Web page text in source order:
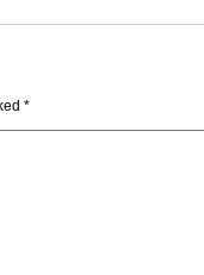
*